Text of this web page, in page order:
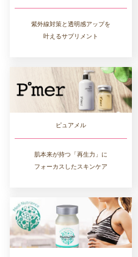
紫外線対策と透明感アップを
叶えるサプリメント
ピュアメル
肌本来が持つ「再生力」に
フォーカスしたスキンケア